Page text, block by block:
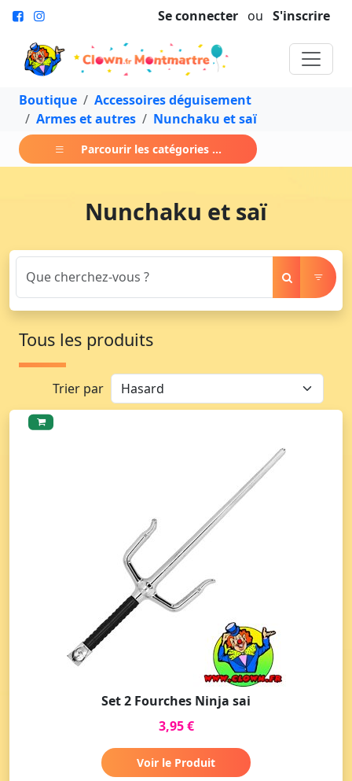
Se connecter ou S'inscrire
Boutique
Accessoires déguisement
Armes et autres
Nunchaku et saï
Parcourir les catégories ...
Nunchaku et saï
Tous les produits
Trier par
Set 2 Fourches Ninja sai
3,95 €
Voir le Produit